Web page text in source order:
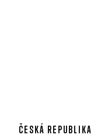
ČESKÁ REPUBLIKA